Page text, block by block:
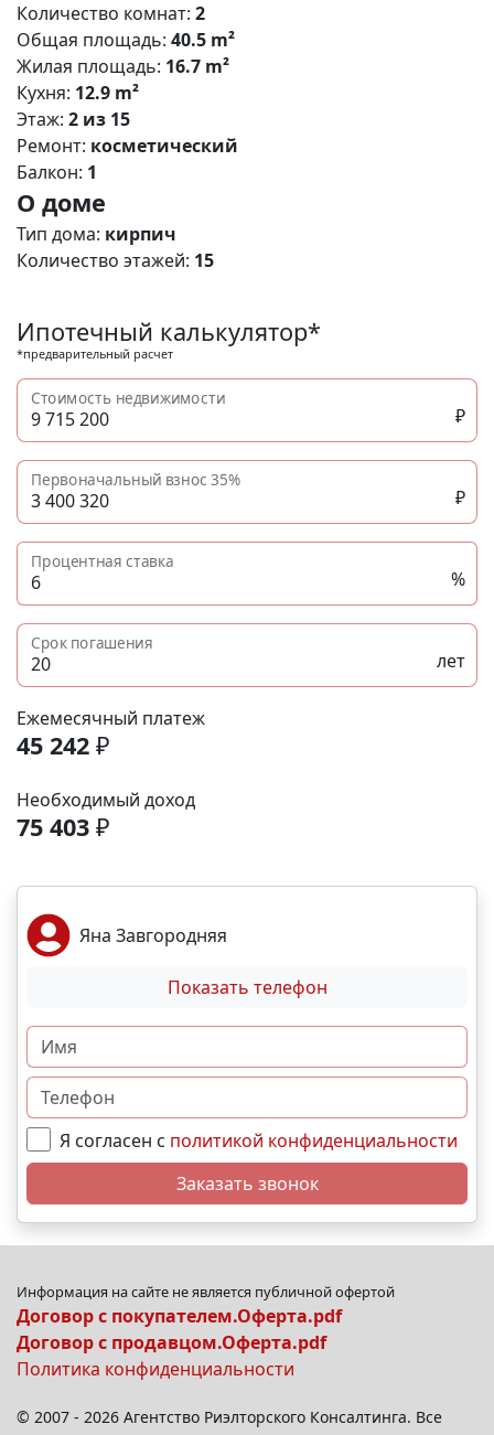
Количество комнат: 2
Общая площадь: 40.5 m²
Жилая площадь: 16.7 m²
Кухня: 12.9 m²
Этаж: 2 из 15
Ремонт: косметический
Балкон: 1
О доме
Тип дома: кирпич
Количество этажей: 15
Ипотечный калькулятор*
*предварительный расчет
Стоимость недвижимости
₽
Первоначальный взнос35%
₽
Процентная ставка
%
Срок погашения
лет
Ежемесячный платеж
45 242 ₽
Необходимый доход
75 403 ₽
Яна Завгородняя
Показать телефон
Я согласен с политикой конфиденциальности
Заказать звонок
Информация на сайте не является публичной офертой
Договор с покупателем.Оферта.pdf
Договор с продавцом.Оферта.pdf
Политика конфиденциальности
© 2007 - 2026 Агентство Риэлторского Консалтинга. Все